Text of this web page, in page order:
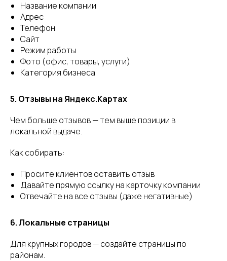
Название компании
Адрес
Телефон
Сайт
Режим работы
Фото (офис, товары, услуги)
Категория бизнеса
5. Отзывы на Яндекс.Картах
Чем больше отзывов — тем выше позиции в
локальной выдаче.
Как собирать:
Просите клиентов оставить отзыв
Давайте прямую ссылку на карточку компании
Отвечайте на все отзывы (даже негативные)
6. Локальные страницы
Для крупных городов — создайте страницы по
районам.